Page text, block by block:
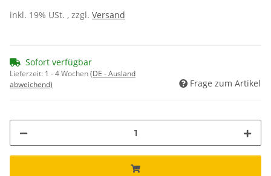
inkl. 19% USt. , zzgl. Versand
Sofort verfügbar
Lieferzeit: 1 - 4 Wochen(DE - Ausland
abweichend)
Frage zum Artikel